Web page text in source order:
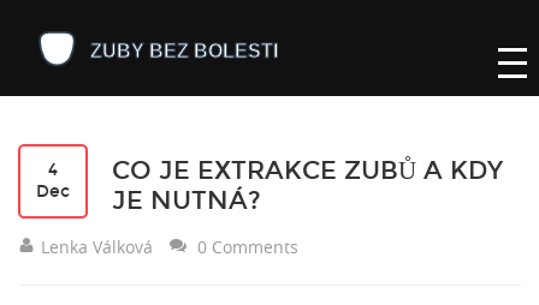
4
Dec
CO JE EXTRAKCE ZUBŮ A KDY
JE NUTNÁ?
Lenka Válková 0 Comments